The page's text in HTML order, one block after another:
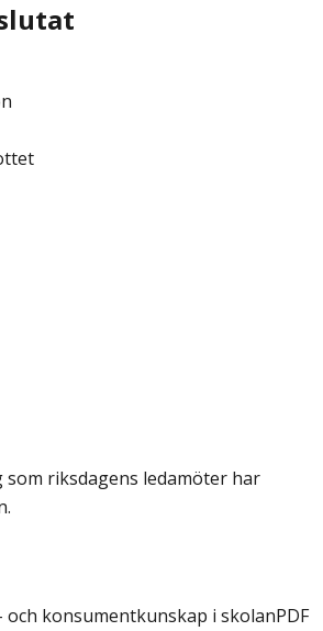
riksdagens ledamöter har
och konsumentkunskap i skolanPDF